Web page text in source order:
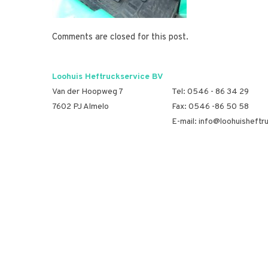
Comments are closed for this post.
Loohuis Heftruckservice BV
Van der Hoopweg 7
7602 PJ Almelo
Tel: 0546 - 86 34 29
Fax: 0546 -86 50 58
E-mail: